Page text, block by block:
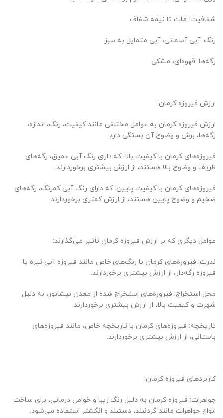
شفافیت: مات تا نیمه شفاف
رنگ: آبی آسمانی، آبی متمایل به سبز
رگه‌ها: قهوه‌ای، مشکی
ارزش فیروزه کرمان:
ارزش فیروزه کرمان به عوامل مختلفی مانند کیفیت، رنگ، اندازه،
رگه‌ها، برش و وضوح آن بستگی دارد.
فیروزه‌های کرمان با کیفیت بالا: که دارای رنگ آبی عمیق، رگه‌های
ظریف و وضوح بالا هستند، از ارزش بیشتری برخوردارند.
فیروزه‌های کرمان با کیفیت پایین: که دارای رنگ آبی کمرنگ، رگه‌های
ضخیم و وضوح پایین هستند، از ارزش کمتری برخوردارند.
عوامل دیگری که بر ارزش فیروزه کرمان تأثیر می‌گذارند:
ندرت: فیروزه‌های کرمان با رنگ‌های خاص مانند فیروزه آبی تیره یا
فیروزه رگه‌دار، از ارزش بیشتری برخوردارند.
محل استخراج: فیروزه‌های استخراج شده از معدن نیشابور، به دلیل
شهرت و کیفیت بالا، از ارزش بیشتری برخوردارند.
تاریخچه: فیروزه‌های کرمان با تاریخچه خاص، مانند فیروزه‌های
باستانی، از ارزش بیشتری برخوردارند.
کاربردهای فیروزه کرمان:
جواهرات: فیروزه کرمان به دلیل رنگ زیبا و خواص درمانی، برای ساخت
انواع جواهرات مانند گردنبند، دستبند و انگشتر استفاده می‌شود.